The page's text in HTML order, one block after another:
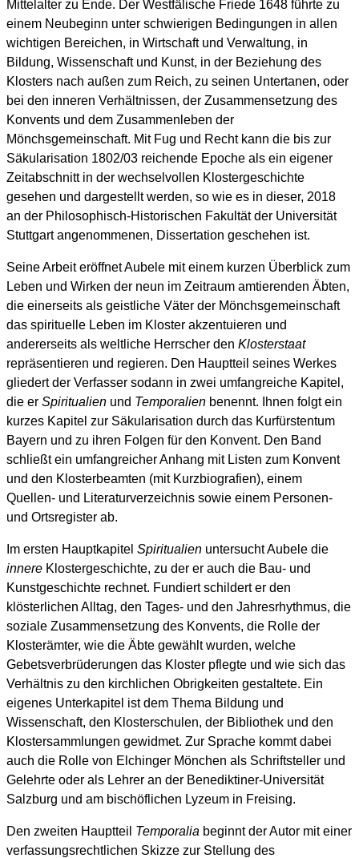
Mittelalter zu Ende. Der Westfälische Friede 1648 führte zu
einem Neubeginn unter schwierigen Bedingungen in allen
wichtigen Bereichen, in Wirtschaft und Verwaltung, in
Bildung, Wissenschaft und Kunst, in der Beziehung des
Klosters nach außen zum Reich, zu seinen Untertanen, oder
bei den inneren Verhältnissen, der Zusammensetzung des
Konvents und dem Zusammenleben der
Mönchsgemeinschaft. Mit Fug und Recht kann die bis zur
Säkularisation 1802/03 reichende Epoche als ein eigener
Zeitabschnitt in der wechselvollen Klostergeschichte
gesehen und dargestellt werden, so wie es in dieser, 2018
an der Philosophisch-Historischen Fakultät der Universität
Stuttgart angenommenen, Dissertation geschehen ist.
Seine Arbeit eröffnet Aubele mit einem kurzen Überblick zum
Leben und Wirken der neun im Zeitraum amtierenden Äbten,
die einerseits als geistliche Väter der Mönchsgemeinschaft
das spirituelle Leben im Kloster akzentuieren und
andererseits als weltliche Herrscher den Klosterstaat
repräsentieren und regieren. Den Hauptteil seines Werkes
gliedert der Verfasser sodann in zwei umfangreiche Kapitel,
die er Spiritualien und Temporalien benennt. Ihnen folgt ein
kurzes Kapitel zur Säkularisation durch das Kurfürstentum
Bayern und zu ihren Folgen für den Konvent. Den Band
schließt ein umfangreicher Anhang mit Listen zum Konvent
und den Klosterbeamten (mit Kurzbiografien), einem
Quellen- und Literaturverzeichnis sowie einem Personen-
und Ortsregister ab.
Im ersten Hauptkapitel Spiritualien untersucht Aubele die
innere Klostergeschichte, zu der er auch die Bau- und
Kunstgeschichte rechnet. Fundiert schildert er den
klösterlichen Alltag, den Tages- und den Jahresrhythmus, die
soziale Zusammensetzung des Konvents, die Rolle der
Klosterämter, wie die Äbte gewählt wurden, welche
Gebetsverbrüderungen das Kloster pflegte und wie sich das
Verhältnis zu den kirchlichen Obrigkeiten gestaltete. Ein
eigenes Unterkapitel ist dem Thema Bildung und
Wissenschaft, den Klosterschulen, der Bibliothek und den
Klostersammlungen gewidmet. Zur Sprache kommt dabei
auch die Rolle von Elchinger Mönchen als Schriftsteller und
Gelehrte oder als Lehrer an der Benediktiner-Universität
Salzburg und am bischöflichen Lyzeum in Freising.
Den zweiten Hauptteil Temporalia beginnt der Autor mit einer
verfassungsrechtlichen Skizze zur Stellung des